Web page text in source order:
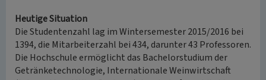
Heutige Situation
Die Studentenzahl lag im Wintersemester 2015/2016 bei
1394, die Mitarbeiterzahl bei 434, darunter 43 Professoren.
Die Hochschule ermöglicht das Bachelorstudium der
Getränketechnologie, Internationale Weinwirtschaft